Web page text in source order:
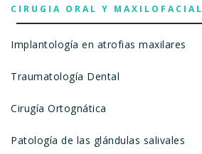
CIRUGIA ORAL Y MAXILOFACIAL
Implantología en atrofias maxilares
Traumatología Dental
Cirugía Ortognática
Patología de las glándulas salivales